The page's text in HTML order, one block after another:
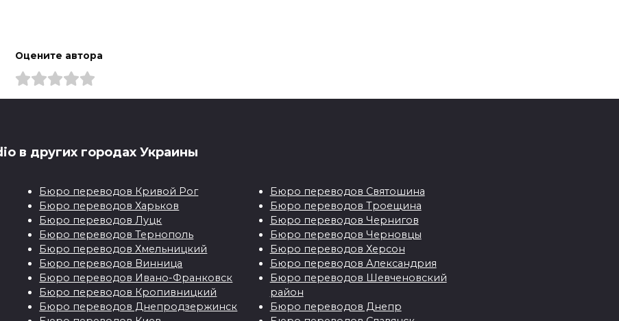
Оцените автора
Блог
Литературный
перевод: от
художественных
текстов до поэзии
Разнообразие книг,
статей, журналов,
Почему
нотариальный
перевод
документов — это
важно?
Личные, официальные
Как работают
срочные переводы:
скорость и качество
Все чаще мы слышим о
в других городах Украины
Бюро переводов Кривой Рог
Бюро переводов Харьков
Бюро переводов Луцк
Бюро переводов Тернополь
Бюро переводов Хмельницкий
Бюро переводов Винница
Бюро переводов Ивано-Франковск
Бюро переводов Кропивницкий
Бюро переводов Днепродзержинск
Бюро переводов Святошина
Бюро переводов Троещина
Бюро переводов Чернигов
Бюро переводов Черновцы
Бюро переводов Херсон
Бюро переводов Александрия
Бюро переводов Шевченовский
район
Бюро переводов Днепр